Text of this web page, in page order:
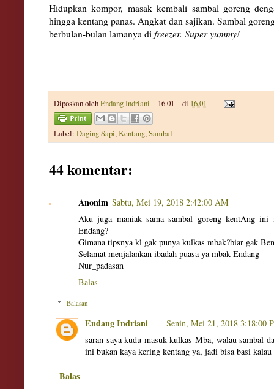
Hidupkan kompor, masak kembali sambal goreng
hingga kentang panas. Angkat dan sajikan. Sambal
berbulan-bulan lamanya di freezer. Super yummy!
Diposkan olehEndang Indriani 16.01 di 16.01
Label: Daging Sapi,Kentang,Sambal
44 komentar:
Anonim Sabtu, Mei 19, 2018 2:42:00 AM
Aku juga maniak sama sambal goreng kentAng ini
Endang?
Gimana tipsnya kl gak punya kulkas mbak?biar gak
Selamat menjalankan ibadah puasa ya mbak Endang
Nur_padasan
Balas
Balasan
Endang Indriani
Senin, Mei 21, 2018 3:18:00
saran saya kudu masuk kulkas Mba, walau sambal
ini bukan kaya kering kentang ya, jadi bisa basi
Balas